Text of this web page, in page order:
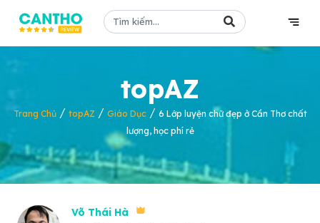
topAZ
Trang Chủ/ topAZ / Giáo Dục/ 6 Lớp luyện chữ đẹp ở Cần Thơ chất
lượng, học phí rẻ
Võ Thái Hà